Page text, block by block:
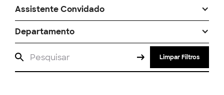
Assistente Convidado
Departamento
Limpar Filtros